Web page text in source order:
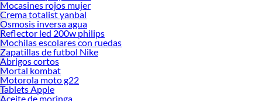
Mocasines rojos mujer
Crema totalist yanbal
Osmosis inversa agua
Reflector led 200w philips
Mochilas escolares con ruedas
Zapatillas de futbol Nike
Abrigos cortos
Mortal kombat
Motorola moto g22
Tablets Apple
Aceite de moringa